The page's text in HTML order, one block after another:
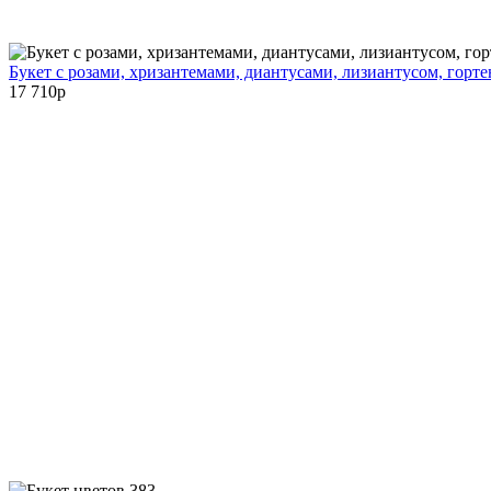
Букет с розами, хризантемами, диантусами, лизиантусом,
17 710p